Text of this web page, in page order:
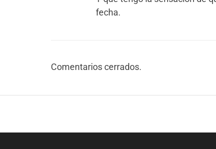
fecha.
Comentarios cerrados.